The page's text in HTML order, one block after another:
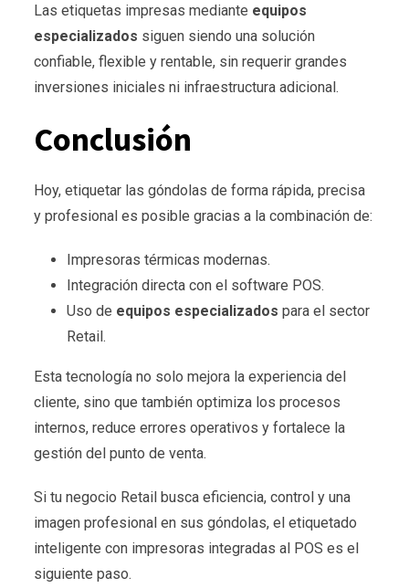
Las etiquetas impresas mediante equipos
especializados siguen siendo una solución
confiable, flexible y rentable, sin requerir grandes
inversiones iniciales ni infraestructura adicional.
Conclusión
Hoy, etiquetar las góndolas de forma rápida, precisa
y profesional es posible gracias a la combinación de:
Impresoras térmicas modernas.
Integración directa con el software POS.
Uso de equipos especializados para el sector
Retail.
Esta tecnología no solo mejora la experiencia del
cliente, sino que también optimiza los procesos
internos, reduce errores operativos y fortalece la
gestión del punto de venta.
Si tu negocio Retail busca eficiencia, control y una
imagen profesional en sus góndolas, el etiquetado
inteligente con impresoras integradas al POS es el
siguiente paso.